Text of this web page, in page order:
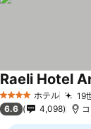
4 ホテルのランク
ホテル 19
Raeli Hotel
6.6 4,098